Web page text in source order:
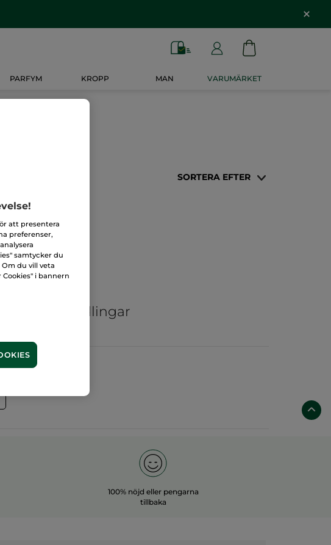
PARFYM KROPP MAN VARUMÄRKET
SORTERA EFTER
ekologiska odlingar
100% nöjd eller pengarna
tillbaka
att presentera
preferenser,
samtycker du
du vill veta
i bannern